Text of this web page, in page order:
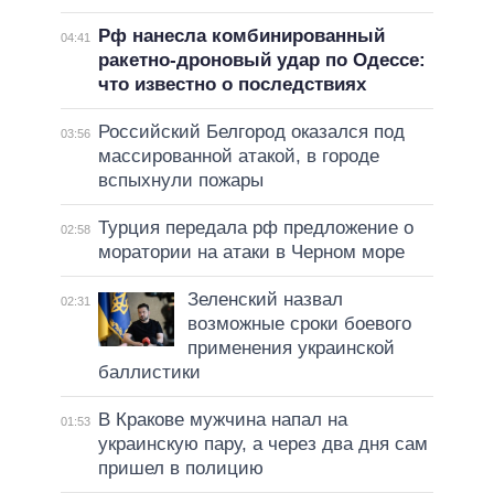
04:41
Рф нанесла комбинированный
ракетно-дроновый удар по Одессе:
что известно о последствиях
03:56
Российский Белгород оказался под
массированной атакой, в городе
вспыхнули пожары
02:58 Турция передала рф предложение о
моратории на атаки в Черном море
02:31
Зеленский назвал
возможные сроки боевого
применения украинской
баллистики
01:53
В Кракове мужчина напал на
украинскую пару, а через два дня сам
пришел в полицию